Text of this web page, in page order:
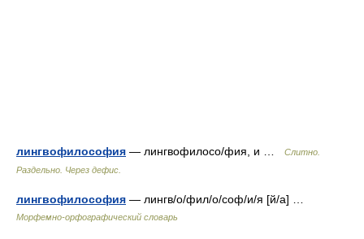
лингвофилософия — лингвофилосо/фия, и …
Слитно.
Раздельно. Через дефис.
лингвофилософия — лингв/о/фил/о/соф/и/я [й/а] …
Морфемно-орфографический словарь